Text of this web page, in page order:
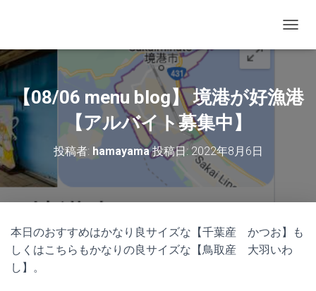
【08/06 menu blog】 境港が好漁港
【アルバイト募集中】
投稿者: hamayama投稿日: 2022年8月6日
本日のおすすめはかなり良サイズな【千葉産 かつお】も
しくはこちらもかなりの良サイズな【鳥取産 大羽いわ
し】。